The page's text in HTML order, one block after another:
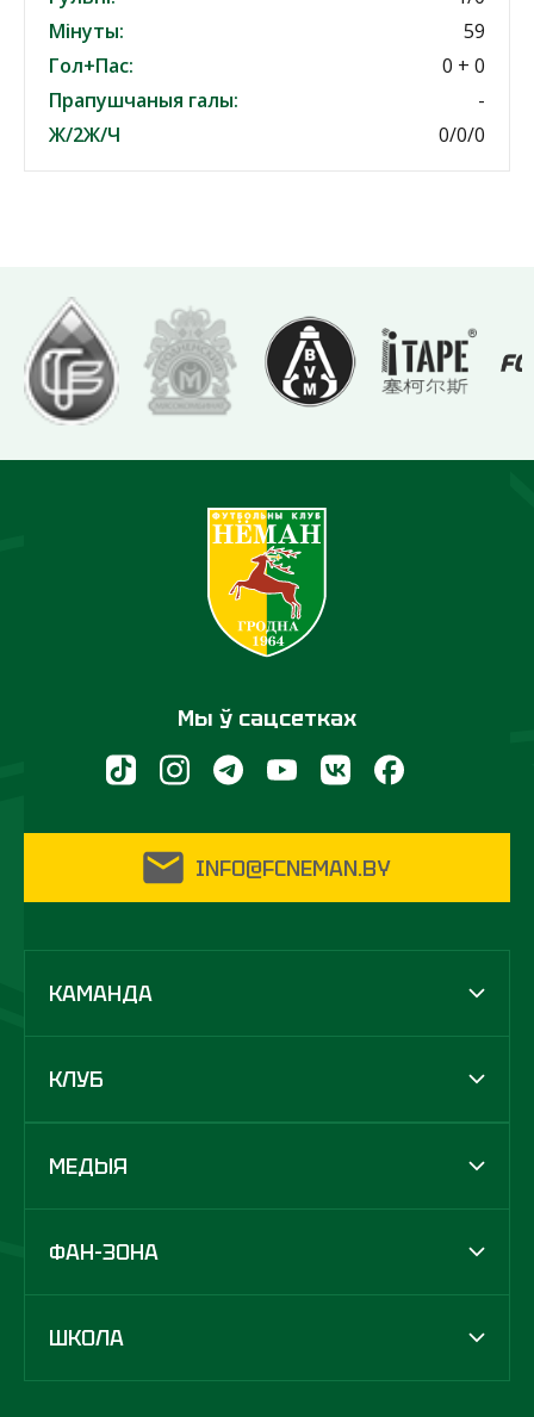
Мінуты:
59
Гол+Пас:
0 + 0
Прапушчаныя галы:
-
Ж/2Ж/Ч
0/0/0
Мы ў сацсетках
INFO@FCNEMAN.BY
КАМАНДА
КЛУБ
МЕДЫЯ
ФАН-ЗОНА
ШКОЛА